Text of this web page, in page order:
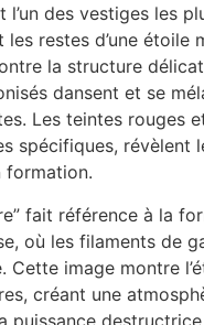
des vestiges les
les restes d’une étoile
la structure
dansent et se
Les teintes rouges
spécifiques, révèlent
formation.
fait référence à la
où les filaments de
Cette image montre
créant une
puissance